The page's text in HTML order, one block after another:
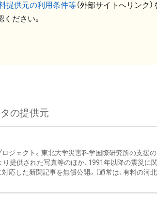
提供元の利用条件等（外部サイトへリンク）
ください。
の提供元
ジェクト。東北大学災害科学国際研究所の支援
り提供された写真等のほか、1991年以降の震災に
応した新聞記事を無償公開。（通常は、有料の河